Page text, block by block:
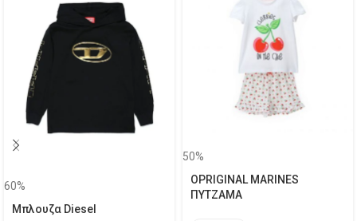
60%
Μπλουζα Diesel
50%
OPRIGINAL MARINES
ΠΥΤΖΑΜΑ